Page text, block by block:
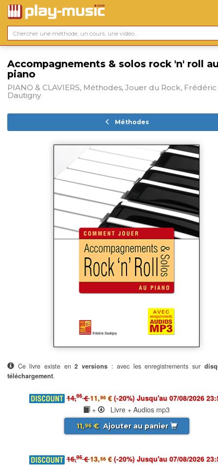
Accompagnements & solos rock 'n' roll
piano
PIANO & CLAVIERS, Méthodes, Jouer du Rock, Frédéric
Dautigny
Méthodes
Ce livre existe en2 versions: avec les enregistrements sur
téléchargement.
14,95€11,96€(-20%) Jusqu'au 07/08/2026
+
Livre + Audios mp3
11,96€ Ajouter au panier
16,95€13,56€(-20%) Jusqu'au 07/08/2026